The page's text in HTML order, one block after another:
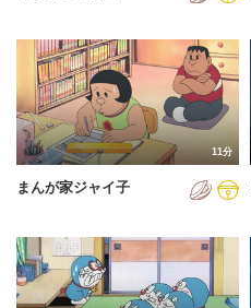
11分
まんが家ジャイ子